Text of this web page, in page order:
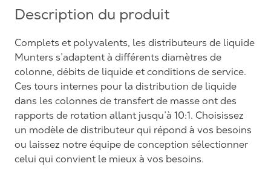
Description du produit
Complets et polyvalents, les distributeurs de liquide
Munters s’adaptent à différents diamètres de
colonne, débits de liquide et conditions de service.
Ces tours internes pour la distribution de liquide
dans les colonnes de transfert de masse ont des
rapports de rotation allant jusqu’à 10:1. Choisissez
un modèle de distributeur qui répond à vos besoins
ou laissez notre équipe de conception sélectionner
celui qui convient le mieux à vos besoins.